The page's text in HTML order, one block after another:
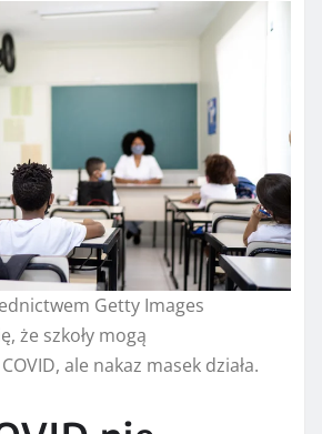
Getty Images
że szkoły mogą
ale nakaz masek działa.